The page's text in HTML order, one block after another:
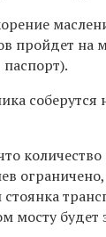
пройдет на
соберутся
мосту будет